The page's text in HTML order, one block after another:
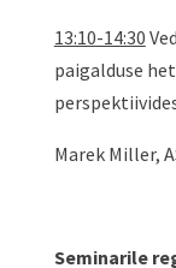
13:10-14:30
paigalduse
Marek Miller,
Seminarile